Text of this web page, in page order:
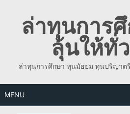
contentล่าทุนการ
ลุ้นให้ทั่
ล่าทุนการศึกษา ทุนมัธยม ทุนปริญาต
MENU